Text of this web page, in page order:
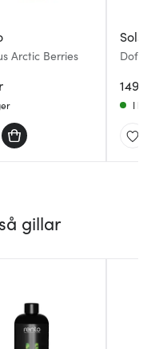
Arctic Berries
149
I
gillar